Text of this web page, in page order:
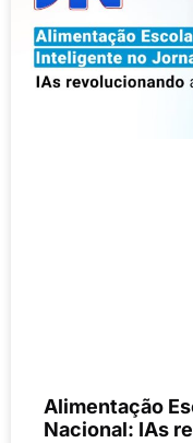
Alimentação
Nacional: IAs